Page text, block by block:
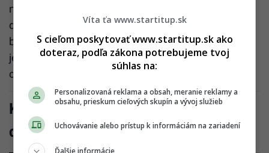
nedostatkom vakcín proti tomuto ochoreniu. K
dispozícii však nie sú ani finančné prostriedky, ktoré
by zabezpečili ich vývoj. Ďalším otáznikom sú aj
jednoduché testy, podobné, aké boli vyvinuté aj pre
ochorenie Covid-19.
Koronavírus zastavil svet, jeho
dôsledky cítime dodnes
Víta ťa www.startitup.sk
S cieľom poskytovať www.startitup.sk ako
doteraz, podľa zákona potrebujeme tvoj
súhlas na:
Personalizovaná reklama a obsah, meranie reklamy a
obsahu, prieskum cieľových skupín a vývoj služieb
Uchovávanie alebo prístup k informáciám na zariadení
Ďalšie informácie